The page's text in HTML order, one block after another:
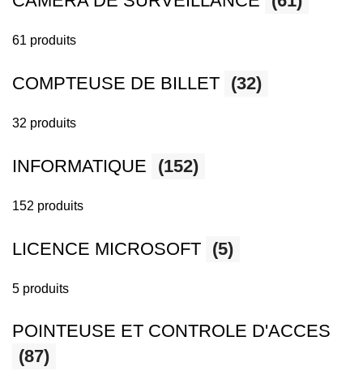
61 produits
COMPTEUSE DE BILLET (32)
32 produits
INFORMATIQUE (152)
152 produits
LICENCE MICROSOFT (5)
5 produits
POINTEUSE ET CONTROLE D'ACCES
(87)